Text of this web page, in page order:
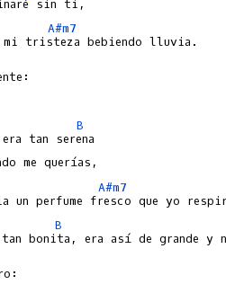
A#m7
mi tristeza bebiendo lluvia.
B
era tan serena
A#m7
B
tan bonita, era así de grande y